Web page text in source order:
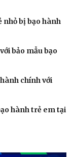
đêm khuya
nhỏ bị bạo hành
bảo mẫu bạo
chính với
hành trẻ em tại